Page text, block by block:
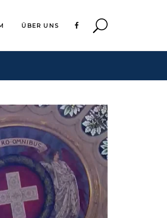
ÜBER UNS